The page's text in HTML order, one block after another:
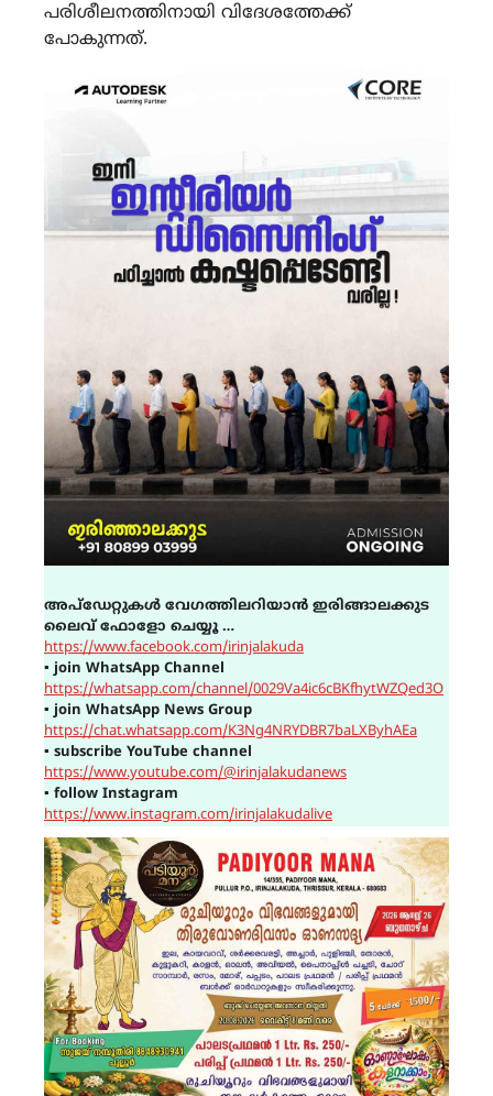
പരിശീലനത്തിനായി വിദേശത്തേക്ക്
പോകുന്നത്.
അപ്ഡേറ്റുകൾ വേഗത്തിലറിയാൻ ഇരിങ്ങാലക്കുട
ലൈവ് ഫോളോ ചെയ്യൂ …
https://www.facebook.com/irinjalakuda
▪join WhatsApp Channel
https://whatsapp.com/channel/0029Va4ic6cBKfhytWZQed3O
▪join WhatsApp News Group
https://chat.whatsapp.com/K3Ng4NRYDBR7baLXByhAEa
▪ subscribe YouTube channel
https://www.youtube.com/@irinjalakudanews
▪ follow Instagram
https://www.instagram.com/irinjalakudalive